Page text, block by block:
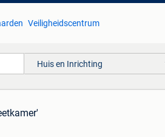
Veiligheidscentrum
Huis en Inrichting